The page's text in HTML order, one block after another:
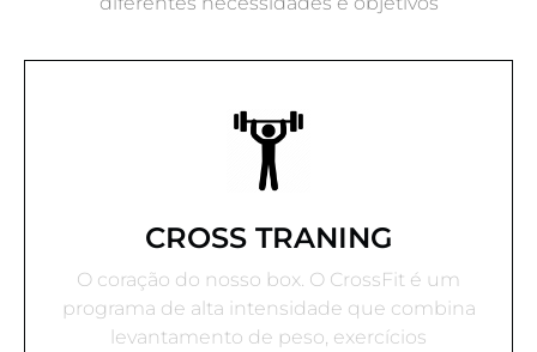
CROSS TRANING
O coração do nosso box. O CrossFit é um
programa de alta intensidade que combina
levantamento de peso, exercícios